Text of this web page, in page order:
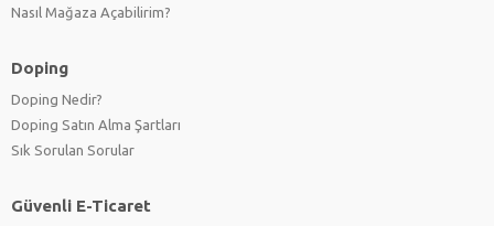
Nasıl Mağaza Açabilirim?
Doping
Doping Nedir?
Doping Satın Alma Şartları
Sık Sorulan Sorular
Güvenli E-Ticaret